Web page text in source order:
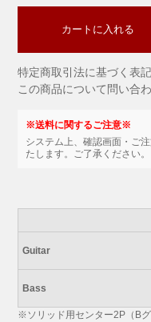
カートに入れる
特定商取引法に基づく表
この商品について問い合
※送料に関するご注意※
システム上、確認画面・ご
たします。ご了承ください。
Guitar
Bass
※ソリッド用センター2P（B